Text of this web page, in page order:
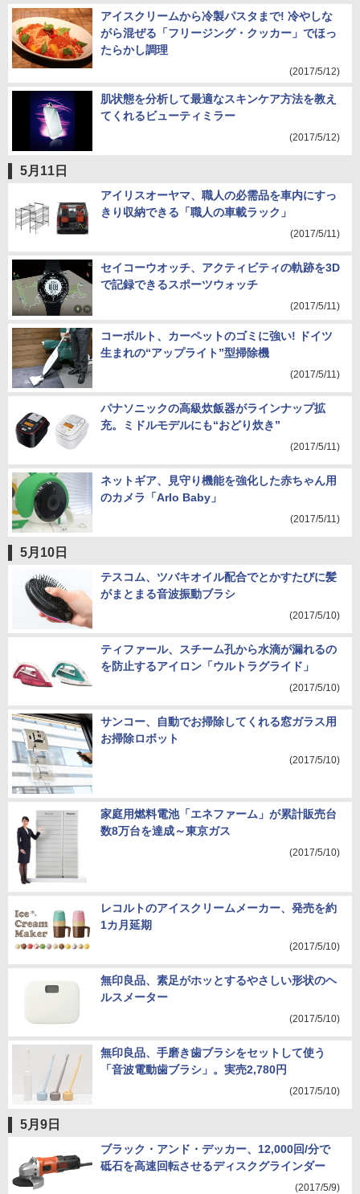
アイスクリームから冷製パスタまで! 冷やしな
がら混ぜる「フリージング・クッカー」でほっ
たらかし調理
(2017/5/12)
肌状態を分析して最適なスキンケア方法を教え
てくれるビューティミラー
(2017/5/12)
5月11日
アイリスオーヤマ、職人の必需品を車内にすっ
きり収納できる「職人の車載ラック」
(2017/5/11)
セイコーウオッチ、アクティビティの軌跡を3D
で記録できるスポーツウォッチ
(2017/5/11)
コーボルト、カーペットのゴミに強い! ドイツ
生まれの“アップライト”型掃除機
(2017/5/11)
パナソニックの高級炊飯器がラインナップ拡
充。ミドルモデルにも“おどり炊き”
(2017/5/11)
ネットギア、見守り機能を強化した赤ちゃん用
のカメラ「Arlo Baby」
(2017/5/11)
5月10日
テスコム、ツバキオイル配合でとかすたびに髪
がまとまる音波振動ブラシ
(2017/5/10)
ティファール、スチーム孔から水滴が漏れるの
を防止するアイロン「ウルトラグライド」
(2017/5/10)
サンコー、自動でお掃除してくれる窓ガラス用
お掃除ロボット
(2017/5/10)
家庭用燃料電池「エネファーム」が累計販売台
数8万台を達成～東京ガス
(2017/5/10)
レコルトのアイスクリームメーカー、発売を約
1カ月延期
(2017/5/10)
無印良品、素足がホッとするやさしい形状のヘ
ルスメーター
(2017/5/10)
無印良品、手磨き歯ブラシをセットして使う
「音波電動歯ブラシ」。実売2,780円
(2017/5/10)
5月9日
ブラック・アンド・デッカー、12,000回/分で
砥石を高速回転させるディスクグラインダー
(2017/5/9)